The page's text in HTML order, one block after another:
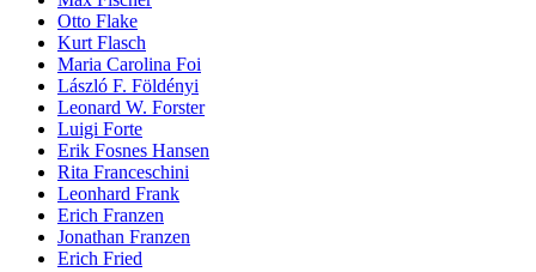
Otto Flake
Kurt Flasch
Maria Carolina Foi
László F. Földényi
Leonard W. Forster
Luigi Forte
Erik Fosnes Hansen
Rita Franceschini
Leonhard Frank
Erich Franzen
Jonathan Franzen
Erich Fried